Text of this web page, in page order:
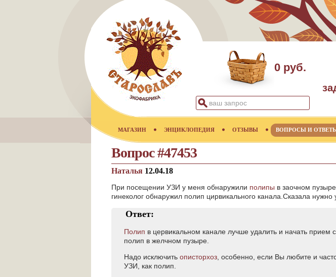
0 руб.
МАГАЗИН ЭНЦИКЛОПЕДИЯ ОТЗЫВЫ ВОПРОСЫ И
Вопрос #47453
Наталья 12.04.18
При посещении УЗИ у меня обнаружили полипы в заочном
гинеколог обнаружил полип цирвикального канала.Сказала
Ответ:
Полип в цервикальном канале лучше удалить и начать
полип в желчном пузыре.
Надо исключить описторхоз , особенно, если Вы любите и
УЗИ, как полип.